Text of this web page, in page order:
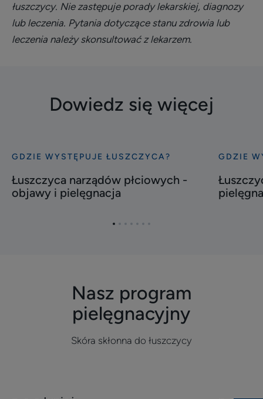
łuszczycy. Nie zastępuje porady lekarskiej, diagnozy
lub leczenia. Pytania dotyczące stanu zdrowia lub
leczenia należy skonsultować z lekarzem.
Dowiedz się więcej
Odkryj
Łuszczyca
narządów
płciowych
GDZIE WYSTĘPUJE ŁUSZCZYCA?
Łuszczyca narządów płciowych -
objawy i pielęgnacja
Odkryj
paznokci
GDZIE
Przejdź
Przejdź
Przejdź
Przejdź
Przejdź
Przejdź
Przejdź
Nasz program
pielęgnacyjny
Skóra skłonna do łuszczycy